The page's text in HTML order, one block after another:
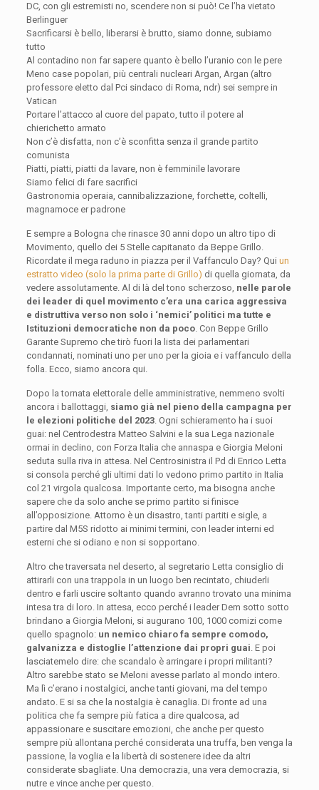
DC, con gli estremisti no, scendere non si può! Ce l’ha vietato
Berlinguer
Sacrificarsi è bello, liberarsi è brutto, siamo donne, subiamo
tutto
Al contadino non far sapere quanto è bello l’uranio con le pere
Meno case popolari, più centrali nucleari Argan, Argan (altro
professore eletto dal Pci sindaco di Roma, ndr) sei sempre in
Vatican
Portare l’attacco al cuore del papato, tutto il potere al
chierichetto armato
Non c’è disfatta, non c’è sconfitta senza il grande partito
comunista
Piatti, piatti, piatti da lavare, non è femminile lavorare
Siamo felici di fare sacrifici
Gastronomia operaia, cannibalizzazione, forchette, coltelli,
magnamoce er padrone
E sempre a Bologna che rinasce 30 anni dopo un altro tipo di
Movimento, quello dei 5 Stelle capitanato da Beppe Grillo.
Ricordate il mega raduno in piazza per il Vaffanculo Day? Qui un
estratto video (solo la prima parte di Grillo) di quella giornata, da
vedere assolutamente. Al di là del tono scherzoso, nelle parole
dei leader di quel movimento c’era una carica aggressiva
e distruttiva verso non solo i ‘nemici’ politici ma tutte e
Istituzioni democratiche non da poco. Con Beppe Grillo
Garante Supremo che tirò fuori la lista dei parlamentari
condannati, nominati uno per uno per la gioia e i vaffanculo della
folla. Ecco, siamo ancora qui.
Dopo la tornata elettorale delle amministrative, nemmeno svolti
ancora i ballottaggi, siamo già nel pieno della campagna per
le elezioni politiche del 2023. Ogni schieramento ha i suoi
guai: nel Centrodestra Matteo Salvini e la sua Lega nazionale
ormai in declino, con Forza Italia che annaspa e Giorgia Meloni
seduta sulla riva in attesa. Nel Centrosinistra il Pd di Enrico Letta
si consola perché gli ultimi dati lo vedono primo partito in Italia
col 21 virgola qualcosa. Importante certo, ma bisogna anche
sapere che da solo anche se primo partito si finisce
all’opposizione. Attorno è un disastro, tanti partiti e sigle, a
partire dal M5S ridotto ai minimi termini, con leader interni ed
esterni che si odiano e non si sopportano.
Altro che traversata nel deserto, al segretario Letta consiglio di
attirarli con una trappola in un luogo ben recintato, chiuderli
dentro e farli uscire soltanto quando avranno trovato una minima
intesa tra di loro. In attesa, ecco perché i leader Dem sotto sotto
brindano a Giorgia Meloni, si augurano 100, 1000 comizi come
quello spagnolo: un nemico chiaro fa sempre comodo,
galvanizza e distoglie l’attenzione dai propri guai. E poi
lasciatemelo dire: che scandalo è arringare i propri militanti?
Altro sarebbe stato se Meloni avesse parlato al mondo intero.
Ma lì c’erano i nostalgici, anche tanti giovani, ma del tempo
andato. E si sa che la nostalgia è canaglia. Di fronte ad una
politica che fa sempre più fatica a dire qualcosa, ad
appassionare e suscitare emozioni, che anche per questo
sempre più allontana perché considerata una truffa, ben venga la
passione, la voglia e la libertà di sostenere idee da altri
considerate sbagliate. Una democrazia, una vera democrazia, si
nutre e vince anche per questo.